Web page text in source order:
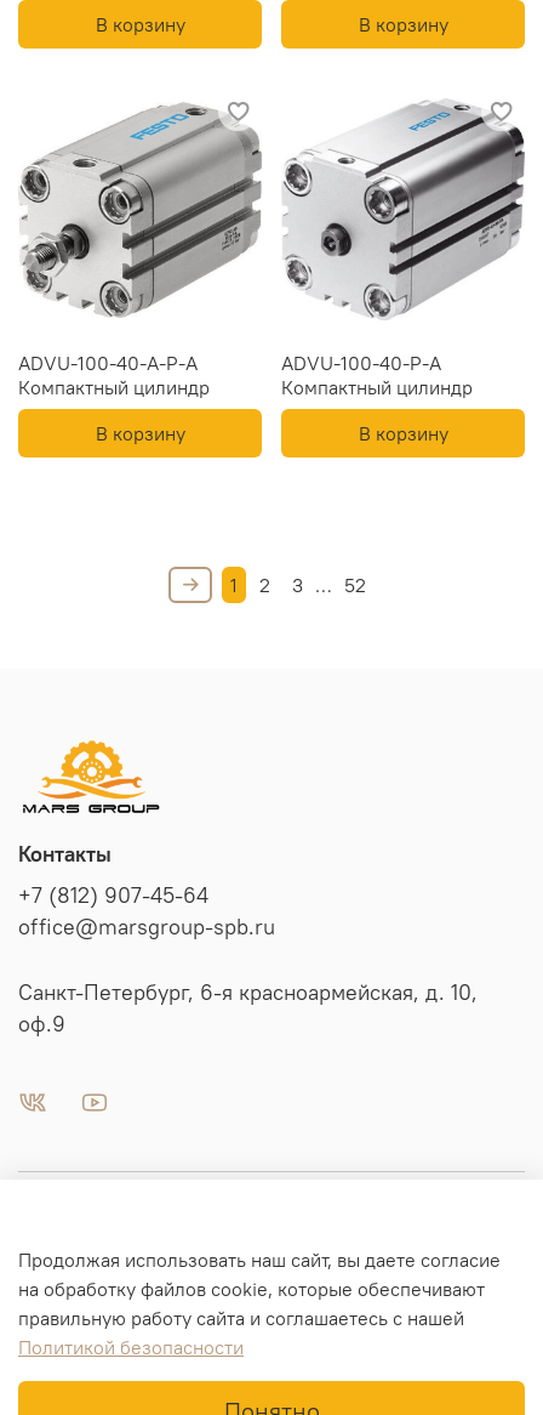
В корзину
В корзину
ADVU-100-40-A-P-A
Компактный цилиндр
В корзину
ADVU-100-40-P-A
Компактный цилиндр
В корзину
1 2 3 … 52
Гидравлика
Информация для заказа
Контакты
+7 (812) 907-45-64
office@marsgroup-spb.ru
Санкт-Петербург, 6-я красноармейская, д. 10,
оф.9
Продолжая использовать наш сайт, вы даете согласие
на обработку файлов cookie, которые обеспечивают
правильную работу сайта и соглашаетесь с нашей
Политикой безопасности